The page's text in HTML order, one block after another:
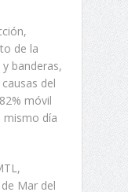
de la
banderas,
del
móvil
mismo día
Mar del